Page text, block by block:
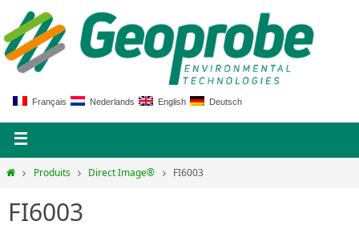
Français Nederlands English Deutsch
Produits Direct Image® FI6003
FI6003